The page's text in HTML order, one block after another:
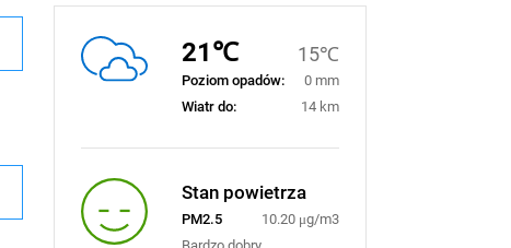
21℃ 15℃
Poziom opadów:
0 mm
Wiatr do:
14 km
Stan powietrza
PM2.5
10.20 μg/m3